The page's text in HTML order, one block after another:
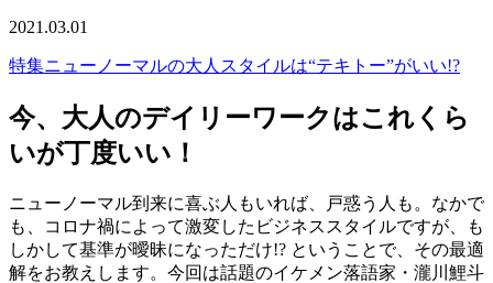
2021.03.01
特集ニューノーマルの大人スタイルは“テキトー”がいい!?
今、大人のデイリーワークはこれくら
いが丁度いい！
ニューノーマル到来に喜ぶ人もいれば、戸惑う人も。なかで
も、コロナ禍によって激変したビジネススタイルですが、も
しかして基準が曖昧になっただけ!? ということで、その最適
解をお教えします。今回は話題のイケメン落語家・瀧川鯉斗